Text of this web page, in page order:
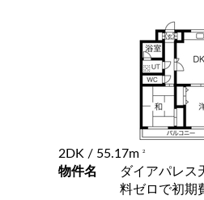
2DK / 55.17m 2
物件名
ダイアパレ
料ゼロで初期